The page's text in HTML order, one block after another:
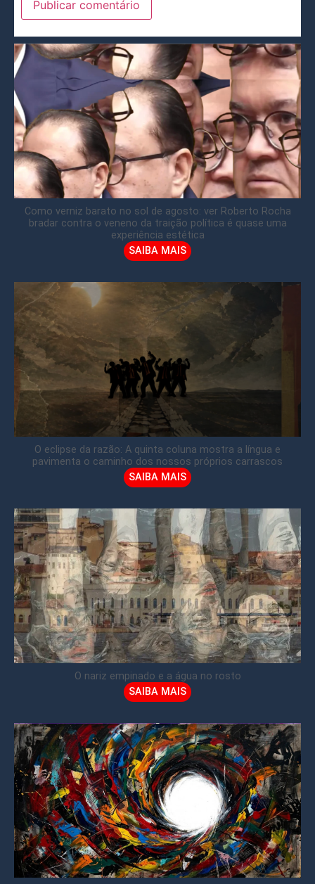
Como verniz barato no sol de agosto: ver Roberto Rocha
bradar contra o veneno da traição política é quase uma
experiência estética
SAIBA MAIS
O eclipse da razão: A quinta coluna mostra a língua e
pavimenta o caminho dos nossos próprios carrascos
SAIBA MAIS
O nariz empinado e a água no rosto
SAIBA MAIS